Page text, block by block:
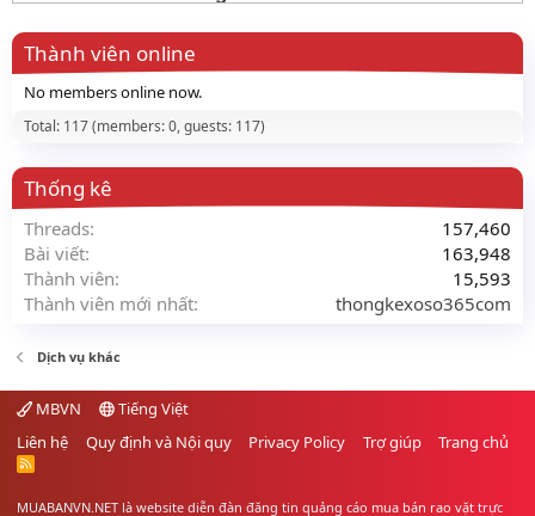
Thành viên online
No members online now.
Total: 117 (members: 0, guests: 117)
Thống kê
Threads
157,460
Bài viết
163,948
Thành viên
15,593
Thành viên mới nhất
thongkexoso365com
Dịch vụ khác
MBVN
Tiếng Việt
Liên hệ
Quy định và Nội quy Privacy Policy Trợ giúp Trang chủ
R
MUABANVN.NET là website diễn đàn đăng tin quảng cáo mua bán rao vặt trực